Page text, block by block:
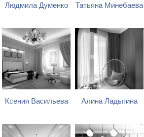
Людмила Думенко Татьяна Минебаева
Ксения Васильева Алина Ладыгина